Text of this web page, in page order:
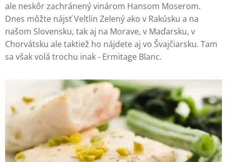
ale neskôr zachránený vinárom Hansom Moserom.
Dnes môžte nájsť Veltlin Zelený ako v Rakúsku a na
našom Slovensku, tak aj na Morave, v Maďarsku, v
Chorvátsku ale taktiež ho nájdete aj vo Švajčiarsku. Tam
sa však volá trochu inak - Ermitage Blanc.